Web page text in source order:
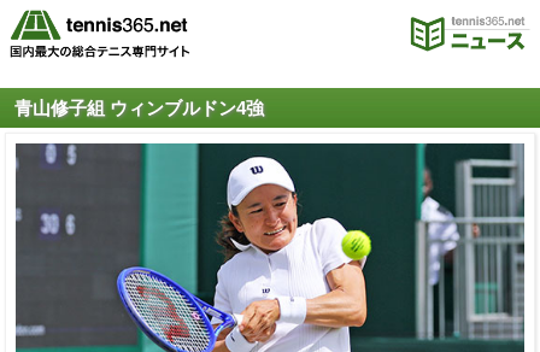
青山修子組 ウィンブルドン4強